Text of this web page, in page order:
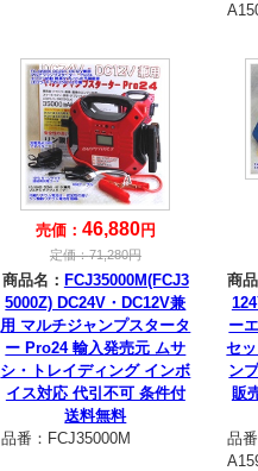
売価： 46,880円
定価：71,280円
商品名： FCJ35000M(FCJ3
5000Z) DC24V・DC12V兼
用 マルチジャンプスタータ
ー Pro24 輸入発売元 ムサ
シ・トレイディング インボ
イス対応 代引不可 条件付
送料無料
品番： FCJ35000M
商
ー
セ
ン
販
品